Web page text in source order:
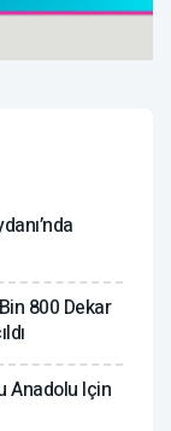
800 Dekar
Anadolu Için